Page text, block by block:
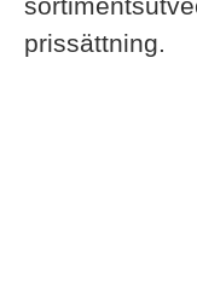
prissättning.